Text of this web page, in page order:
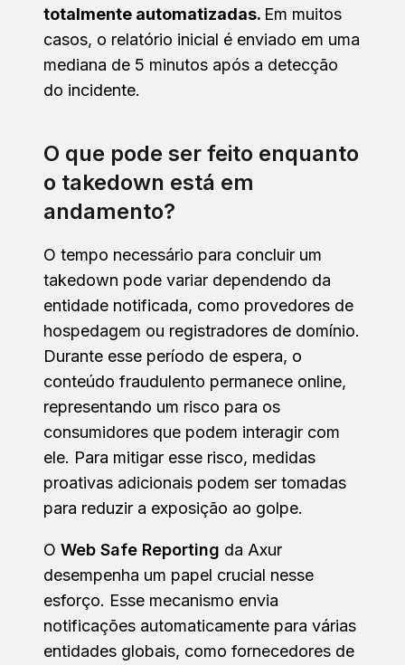
totalmente automatizadas. Em muitos
casos, o relatório inicial é enviado em uma
mediana de 5 minutos após a detecção
do incidente.
O que pode ser feito enquanto
o takedown está em
andamento?
O tempo necessário para concluir um
takedown pode variar dependendo da
entidade notificada, como provedores de
hospedagem ou registradores de domínio.
Durante esse período de espera, o
conteúdo fraudulento permanece online,
representando um risco para os
consumidores que podem interagir com
ele. Para mitigar esse risco, medidas
proativas adicionais podem ser tomadas
para reduzir a exposição ao golpe.
O Web Safe Reporting da Axur
desempenha um papel crucial nesse
esforço. Esse mecanismo envia
notificações automaticamente para várias
entidades globais, como fornecedores de